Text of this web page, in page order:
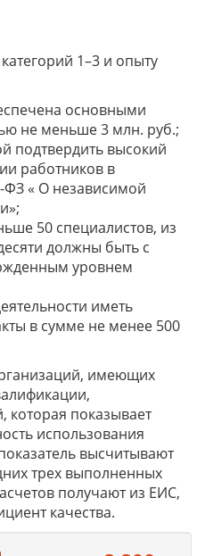
1–3 и опыту
основными
не меньше 3 млн. руб.;
подтвердить высокий
работников в
ФЗ « О независимой
50 специалистов, из
должны быть с
уровнем
иметь
в сумме не менее 500
имеющих
которая показывает
использования
высчитывают
трех выполненных
получают из ЕИС,
качества.